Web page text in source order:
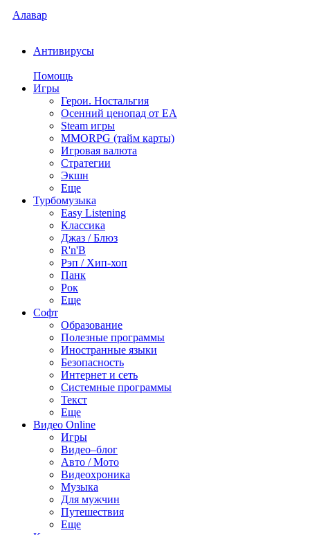
Алавар
Антивирусы
Помощь
Игры
Герои. Ностальгия
Осенний ценопад от EA
Steam игры
MMORPG (тайм карты)
Игровая валюта
Стратегии
Экшн
Еще
Турбомузыка
Easy Listening
Классика
Джаз / Блюз
R'n'B
Рэп / Хип-хоп
Панк
Рок
Еще
Софт
Образование
Полезные программы
Иностранные языки
Безопасность
Интернет и сеть
Системные программы
Текст
Еще
Видео Online
Игры
Видео–блог
Авто / Мото
Видеохроника
Музыка
Для мужчин
Путешествия
Еще